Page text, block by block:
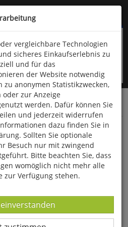
überspringen
9323-960
Chemie
chemisch!
vergleichbare Technologien
sicheres Einkaufserlebnis zu
und für das
der Website notwendig
anonymen Statistikzwecken,
zur Anzeige
werden. Dafür können Sie
und jederzeit widerrufen
dazu finden Sie in
Sollten Sie optionale
Besuch nur mit zwingend
Bitte beachten Sie, dass
womöglich nicht mehr alle
zur Verfügung stehen.
-